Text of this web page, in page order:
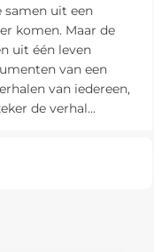
samen uit een
komen. Maar de
uit één leven
van een
van iedereen,
de verhal...